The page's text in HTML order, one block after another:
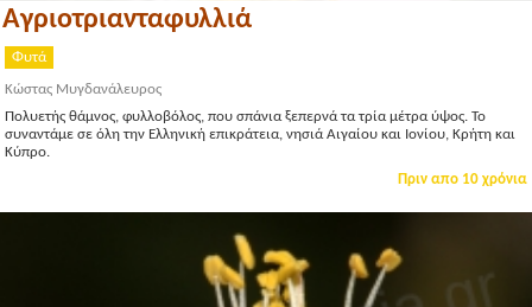
Αγριοτριανταφυλλιά
Φυτά
Κώστας Μυγδανάλευρος
Πολυετής θάμνος, φυλλοβόλος, που σπάνια ξεπερνά τα τρία μέτρα ύψος. Το
συναντάμε σε όλη την Ελληνική επικράτεια, νησιά Αιγαίου και Ιονίου, Κρήτη και
Κύπρο.
Πριν απο 10 χρόνια